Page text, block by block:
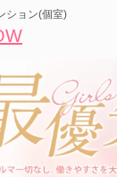
ション(個室)